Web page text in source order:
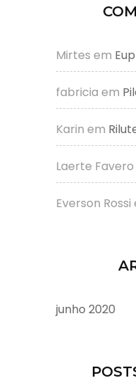
Mirtes em
fabricia em
Karin em
Laerte Favero
Everson Rossi
junho 2020